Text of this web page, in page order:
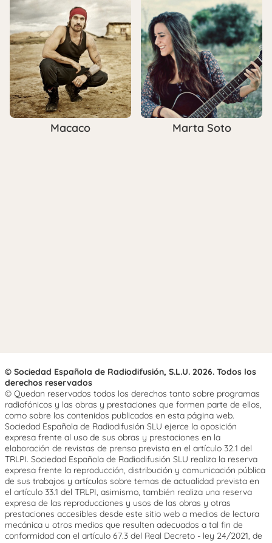
Macaco Marta Soto
© Sociedad Española de Radiodifusión, S.L.U. 2026. Todos los
derechos reservados
© Quedan reservados todos los derechos tanto sobre programas
radiofónicos y las obras y prestaciones que formen parte de ellos,
como sobre los contenidos publicados en esta página web.
Sociedad Española de Radiodifusión SLU ejerce la oposición
expresa frente al uso de sus obras y prestaciones en la
elaboración de revistas de prensa prevista en el artículo 32.1 del
TRLPI. Sociedad Española de Radiodifusión SLU realiza la reserva
expresa frente la reproducción, distribución y comunicación pública
de sus trabajos y artículos sobre temas de actualidad prevista en
el artículo 33.1 del TRLPI, asimismo, también realiza una reserva
expresa de las reproducciones y usos de las obras y otras
prestaciones accesibles desde este sitio web a medios de lectura
mecánica u otros medios que resulten adecuados a tal fin de
conformidad con el artículo 67.3 del Real Decreto - ley 24/2021, de